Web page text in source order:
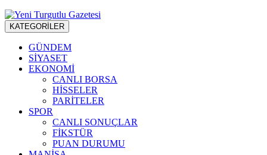
KATEGORİLER
GÜNDEM
SİYASET
EKONOMİ
CANLI BORSA
HİSSELER
PARİTELER
SPOR
CANLI SONUÇLAR
FİKSTÜR
PUAN DURUMU